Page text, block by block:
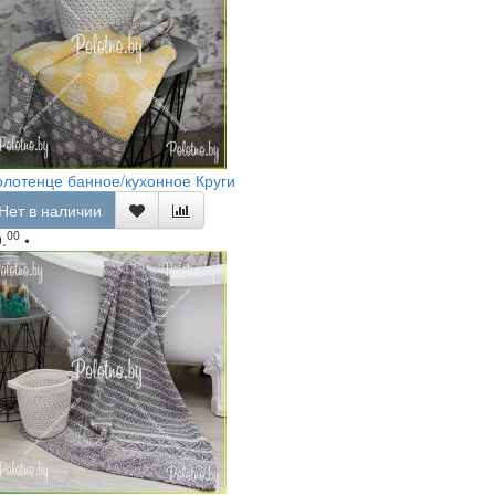
банное/кухонное Круги
в наличии
00 •